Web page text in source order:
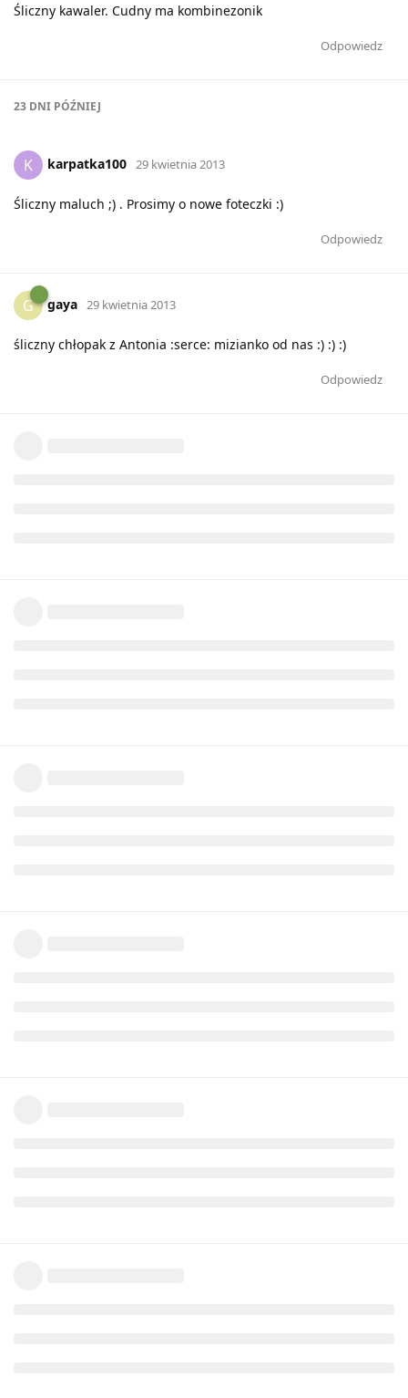
Śliczny kawaler. Cudny ma kombinezonik
Odpowiedz
23 DNI PÓŹNIEJ
K karpatka100 29 kwietnia 2013
Śliczny maluch ;) . Prosimy o nowe foteczki :)
Odpowiedz
G gaya 29 kwietnia 2013
śliczny chłopak z Antonia :serce: mizianko od nas :) :) :)
Odpowiedz